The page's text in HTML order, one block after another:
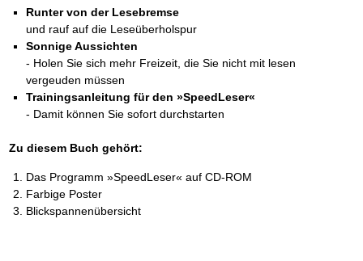
Ihren Zeitgewinn maximieren
GbR-Vertrag mit beschränkter Haftung BRANDNEU
GbR als Einzelperson gründen
Runter von der Lesebremse
und rauf auf die Leseüberholspur
Sonnige Aussichten
- Holen Sie sich mehr Freizeit, die Sie nicht mit lesen
vergeuden müssen
Trainingsanleitung für den »SpeedLeser«
- Damit können Sie sofort durchstarten
Zu diesem Buch gehört:
Das Programm »SpeedLeser« auf CD-ROM
Farbige Poster
Blickspannenübersicht